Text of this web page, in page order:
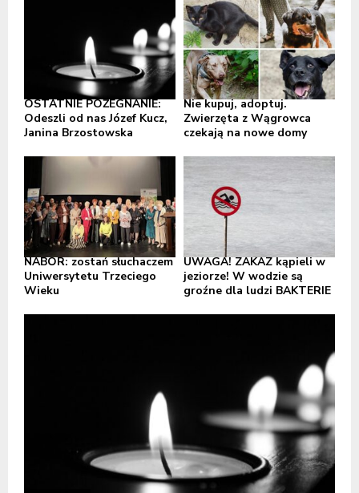
OSTATNIE POŻEGNANIE:
Odeszli od nas Józef Kucz,
Janina Brzostowska
Nie kupuj, adoptuj.
Zwierzęta z Wągrowca
czekają na nowe domy
NABÓR: zostań słuchaczem
Uniwersytetu Trzeciego
Wieku
UWAGA! ZAKAZ kąpieli w
jeziorze! W wodzie są
groźne dla ludzi BAKTERIE